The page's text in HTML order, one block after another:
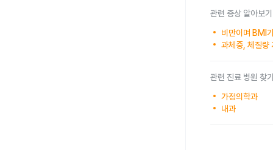
관련 증상 알아보기
비만이며 BMI
과체중, 체질
관련 진료 병원 찾
가정의학과
내과